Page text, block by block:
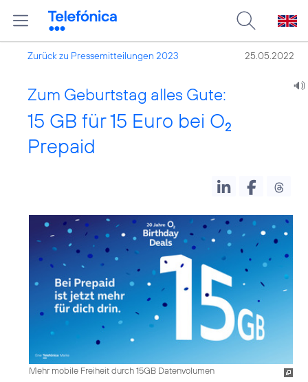
Zurück zu Pressemitteilungen 2023 25.05.2022
Zum Geburtstag alles Gute:
15 GB für 15 Euro bei O2
Prepaid
Mehr mobile Freiheit durch 15GB Datenvolumen